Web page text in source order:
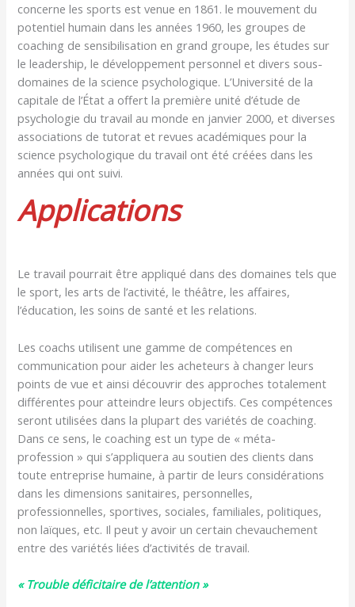
concerne les sports est venue en 1861. le mouvement du
potentiel humain dans les années 1960, les groupes de
coaching de sensibilisation en grand groupe, les études sur
le leadership, le développement personnel et divers sous-
domaines de la science psychologique. L’Université de la
capitale de l’État a offert la première unité d’étude de
psychologie du travail au monde en janvier 2000, et diverses
associations de tutorat et revues académiques pour la
science psychologique du travail ont été créées dans les
années qui ont suivi.
Applications
Le travail pourrait être appliqué dans des domaines tels que
le sport, les arts de l’activité, le théâtre, les affaires,
l’éducation, les soins de santé et les relations.
Les coachs utilisent une gamme de compétences en
communication pour aider les acheteurs à changer leurs
points de vue et ainsi découvrir des approches totalement
différentes pour atteindre leurs objectifs. Ces compétences
seront utilisées dans la plupart des variétés de coaching.
Dans ce sens, le coaching est un type de « méta-
profession » qui s’appliquera au soutien des clients dans
toute entreprise humaine, à partir de leurs considérations
dans les dimensions sanitaires, personnelles,
professionnelles, sportives, sociales, familiales, politiques,
non laïques, etc. Il peut y avoir un certain chevauchement
entre des variétés liées d’activités de travail.
« Trouble déficitaire de l’attention »